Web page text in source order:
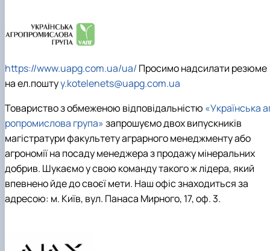
https://www.uapg.com.ua/ua/ Просимо надсилати резюме
на ел.поштуy.kotelenets@uapg.com.ua
Товариство з обмеженою відповідальністю «Українська
ропромислова група» запрошуємо двох випускників
магістратури факультету аграрного менеджменту або
агрономії на посаду менеджера з продажу мінеральних
добрив. Шукаємо у свою команду такого ж лідера, який
впевнено йде до своєї мети. Наш офіс знаходиться за
адресою: м. Київ, вул. Панаса Мирного, 17, оф. 3.